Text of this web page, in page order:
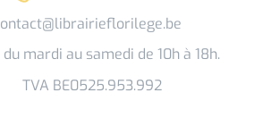
mardi au samedi de 10h à 18h.
TVA BE0525.953.992